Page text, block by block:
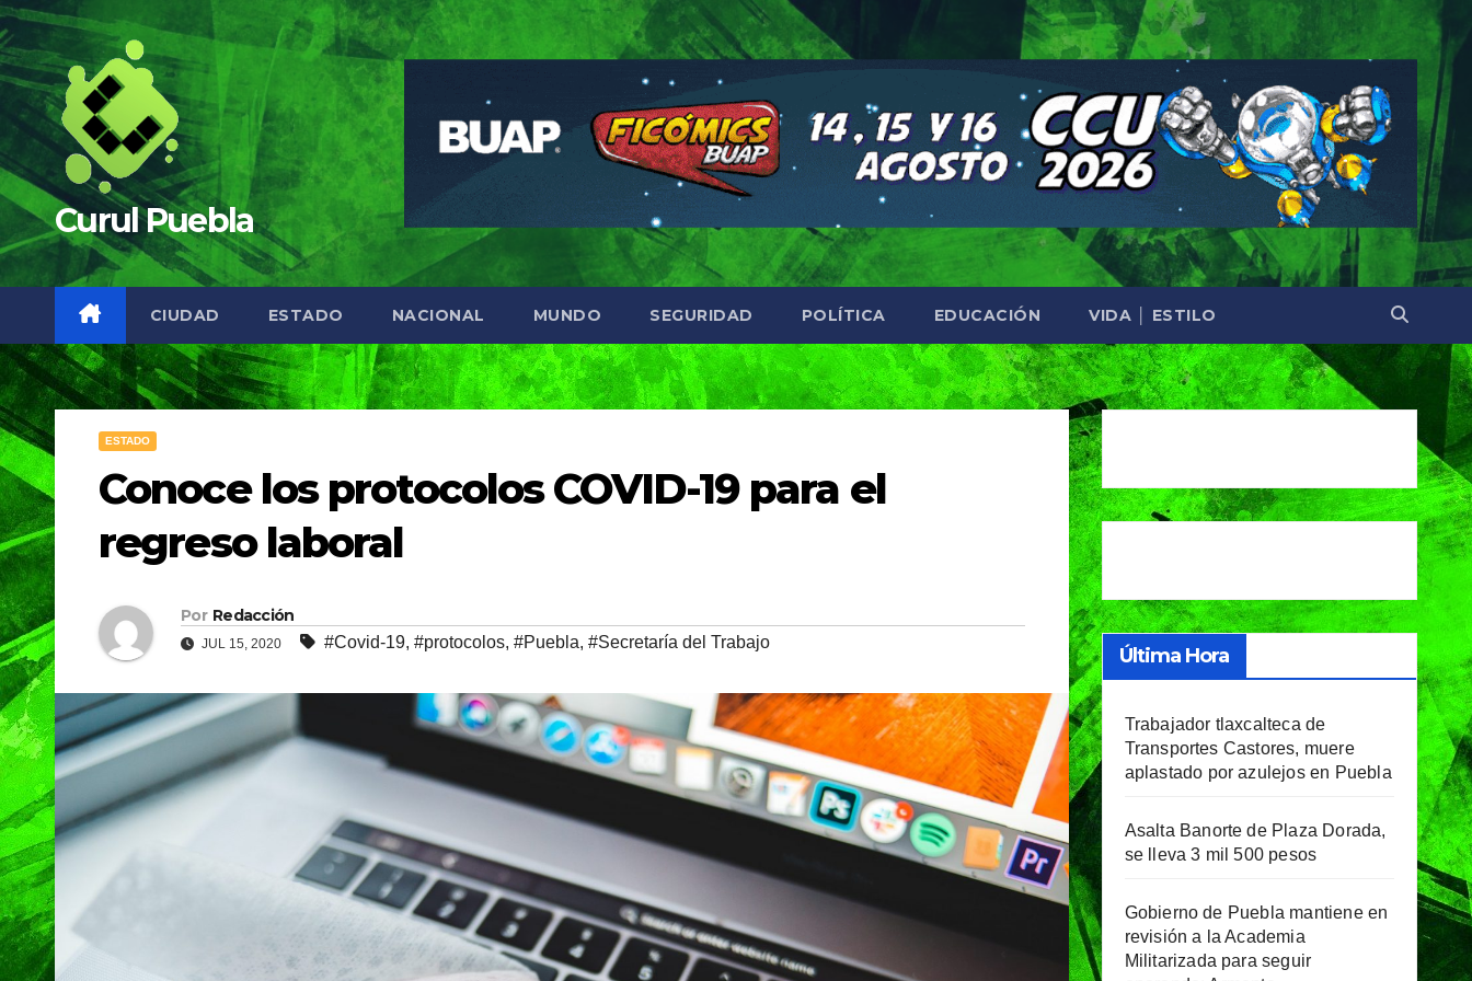
Saltar
al
contenido
Curul Puebla
CIUDAD ESTADO NACIONAL MUNDO SEGURIDAD POLÍTICA EDUCACIÓN VIDA │ ESTILO
ESTADO
Conoce los protocolos COVID-19 para el
regreso laboral
Por Redacción
JUL 15, 2020 #Covid-19, #protocolos, #Puebla, #Secretaría del Trabajo
Última Hora
Trabajador tlaxcalteca de
Transportes Castores, muere
aplastado por azulejos en Puebla
Asalta Banorte de Plaza Dorada,
se lleva 3 mil 500 pesos
Gobierno de Puebla mantiene en
revisión a la Academia
Militarizada para seguir